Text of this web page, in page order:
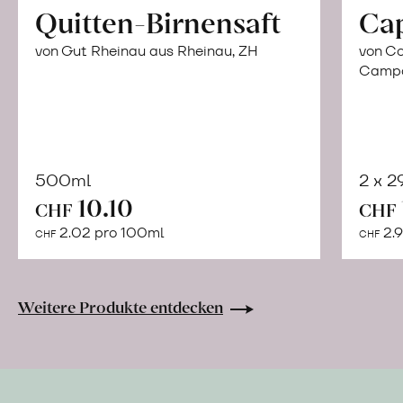
Quitten-Birnensaft
von Gut Rheinau aus Rheinau, ZH
500ml
CHF 10.10
CHF 2.02 pro 100ml
Warenkorb
von
2 x
CHF
CHF
Weitere Produkte entdecken